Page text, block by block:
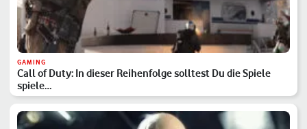
GAMING
Call of Duty: In dieser Reihenfolge solltest Du die Spiele
spiele…